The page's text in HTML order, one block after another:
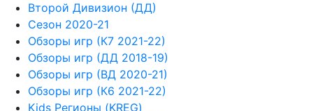
Второй Дивизион (ДД)
Сезон 2020-21
Обзоры игр (К7 2021-22)
Обзоры игр (ДД 2018-19)
Обзоры игр (ВД 2020-21)
Обзоры игр (К6 2021-22)
Kids Регионы (KREG)